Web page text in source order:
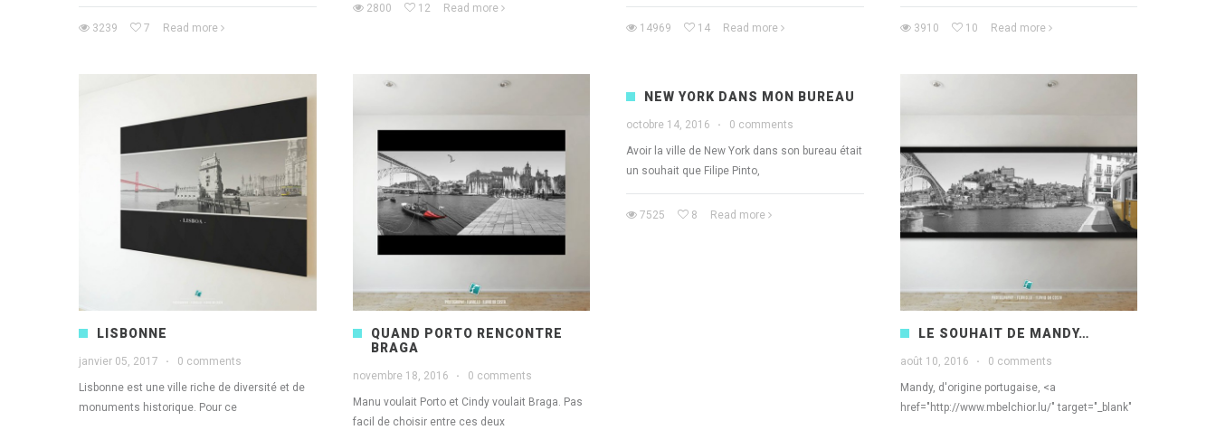
3239 7 Read more
2800 12 Read more
14969 14 Read more 3910 10 Read more
LISBONNE
janvier 05, 2017 · 0 comments
Lisbonne est une ville riche de diversité et de
monuments historique. Pour ce
QUAND PORTO RENCONTRE
BRAGA
novembre 18, 2016 · 0 comments
Manu voulait Porto et Cindy voulait Braga. Pas
facil de choisir entre ces deux
NEW YORK DANS MON BUREAU
octobre 14, 2016 · 0 comments
Avoir la ville de New York dans son bureau était
un souhait que Filipe Pinto,
7525 8 Read more
LE SOUHAIT DE MANDY…
août 10, 2016 · 0 comments
Mandy, d'origine portugaise, <a
href="http://www.mbelchior.lu/" target="_blank"